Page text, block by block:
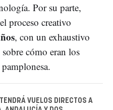
Por su parte,
proceso creativo
, con un exhaustivo
cómo eran los
VUELOS DIRECTOS A